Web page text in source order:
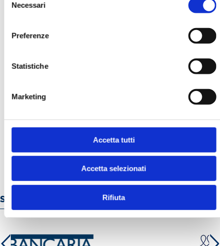
delNecessari
Preferenze
Statistiche
Marketing
Accetta tutti
Accetta selezionati
Rifiuta
MOSTRA
Servizi e prodotti online